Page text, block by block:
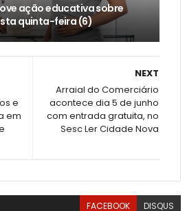
ação educativa sobre
quinta-feira (6)
NEXT
Arraial do Comerciário
acontece dia 5 de junho
com entrada gratuita, no
Sesc Ler Cidade Nova
e
em
FACEBOOK DISQUS